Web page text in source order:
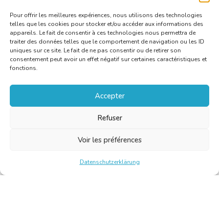
Pour offrir les meilleures expériences, nous utilisons des technologies
telles que les cookies pour stocker et/ou accéder aux informations des
appareils. Le fait de consentir à ces technologies nous permettra de
traiter des données telles que le comportement de navigation ou les ID
uniques sur ce site. Le fait de ne pas consentir ou de retirer son
consentement peut avoir un effet négatif sur certaines caractéristiques et
fonctions.
Accepter
Refuser
Voir les préférences
Datenschutzerklärung
Log In|Join Now